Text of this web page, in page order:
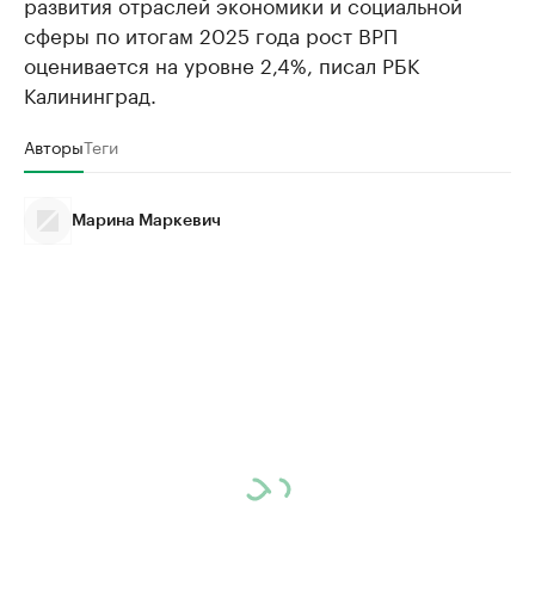
сферы по итогам 2025 года рост ВРП
оценивается на уровне 2,4%, писал РБК
Калининград.
АвторыТеги
Марина Маркевич